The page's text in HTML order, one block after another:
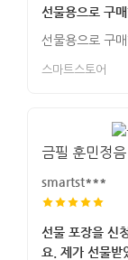
선물용으로 구
선물용으로 구
스마트스토어
금필 훈민정음
smartst***
선물 포장을 신
요. 제가 선물받